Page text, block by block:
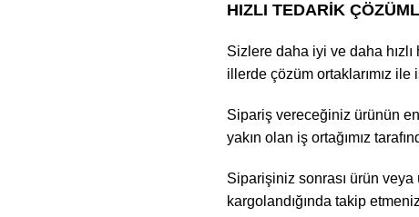
HIZLI TEDARİK
Sizlere daha iyi ve daha
illerde çözüm ortaklarımız ile
Sipariş vereceğiniz ürünün
yakın olan iş ortağımız
Siparişiniz sonrası ürün
kargolandığında takip